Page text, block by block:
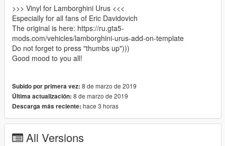
>>> Vinyl for Lamborghini Urus <<<
Especially for all fans of Eric Davidovich
The original is here: https://ru.gta5-
mods.com/vehicles/lamborghini-urus-add-on-template
Do not forget to press "thumbs up")))
Good mood to you all!
Subido por primera vez: 8 de marzo de 2019
Última actualización: 8 de marzo de 2019
Descarga más reciente: hace 3 horas
All Versions